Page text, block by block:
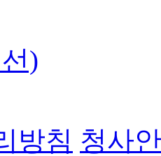
)
방침 청사